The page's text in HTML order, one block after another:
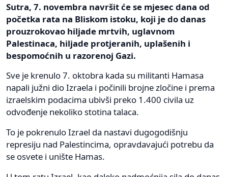
Sutra, 7. novembra navršit će se mjesec dana od
početka rata na Bliskom istoku, koji je do danas
prouzrokovao hiljade mrtvih, uglavnom
Palestinaca, hiljade protjeranih, uplašenih i
bespomoćnih u razorenoj Gazi.
Sve je krenulo 7. oktobra kada su militanti Hamasa
napali južni dio Izraela i počinili brojne zločine i prema
izraelskim podacima ubivši preko 1.400 civila uz
odvođenje nekoliko stotina talaca.
To je pokrenulo Izrael da nastavi dugogodišnju
represiju nad Palestincima, opravdavajući potrebu da
se osvete i unište Hamas.